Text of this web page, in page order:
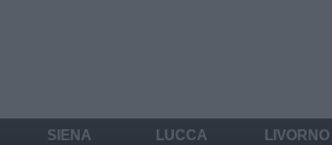
SIENA
LUCCA
LIVORNO